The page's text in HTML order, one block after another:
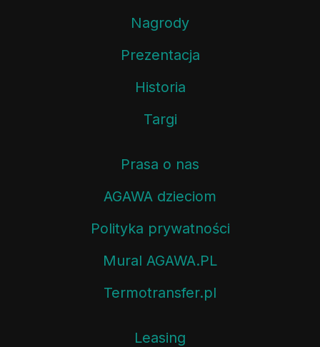
Nagrody
Prezentacja
Historia
Targi
Prasa o nas
AGAWA dzieciom
Polityka prywatności
Mural AGAWA.PL
Termotransfer.pl
Leasing